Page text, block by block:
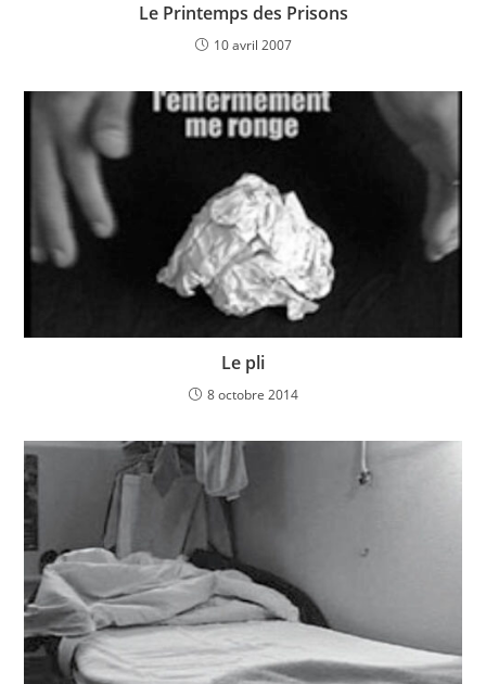
Le Printemps des Prisons
10 avril 2007
Le pli
8 octobre 2014